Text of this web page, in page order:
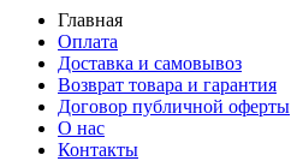
Главная
Оплата
Доставка и самовывоз
Возврат товара и гарантия
Договор публичной оферты
О нас
Контакты